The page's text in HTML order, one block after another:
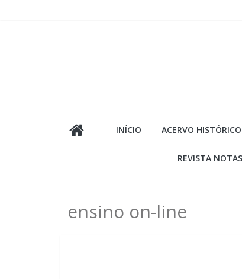
INÍCIO ACERVO HISTÓRICO
REVISTA NOTAS
ensino on-line